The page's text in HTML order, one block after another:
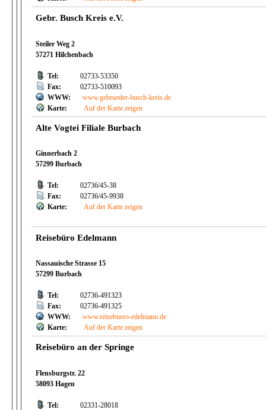
Gebr. Busch Kreis e.V.
Steiler Weg 2
57271 Hilchenbach
Tel:
02733-53350
Fax:
02733-510093
WWW:
www.gebrueder-busch-kreis.de
Karte:
Auf der Karte zeigen
Alte Vogtei Filiale Burbach
Ginnerbach 2
57299 Burbach
Tel:
02736/45-38
Fax:
02736/45-9938
Karte:
Auf der Karte zeigen
Reisebüro Edelmann
Nassauische Strasse 15
57299 Burbach
Tel:
02736-491323
Fax:
02736-491325
WWW:
www.reisebuero-edelmann.de
Karte:
Auf der Karte zeigen
Reisebüro an der Springe
Flensburgstr. 22
58093 Hagen
Tel:
02331-28018